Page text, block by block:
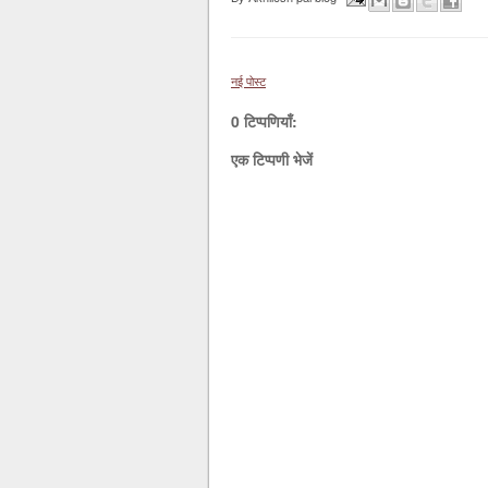
नई पोस्ट
0 टिप्पणियाँ:
एक टिप्पणी भेजें